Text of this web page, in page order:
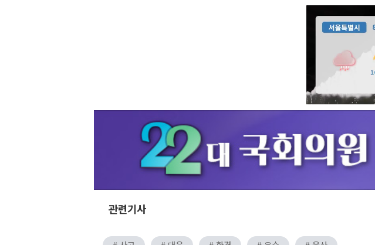
관련기사